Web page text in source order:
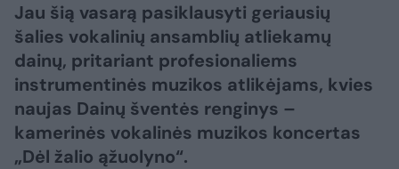
Jau šią vasarą pasiklausyti geriausių
šalies vokalinių ansamblių atliekamų
dainų, pritariant profesionaliems
instrumentinės muzikos atlikėjams, kvies
naujas Dainų šventės renginys –
kamerinės vokalinės muzikos koncertas
„Dėl žalio ąžuolyno“.